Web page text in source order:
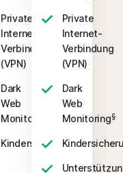
Private
Internet-
Verbindung
(VPN)
Dark
Web
Monitoring
Kindersicherung‡
Private
Internet-
Verbindung
(VPN)
Dark
Web
Monitoring§